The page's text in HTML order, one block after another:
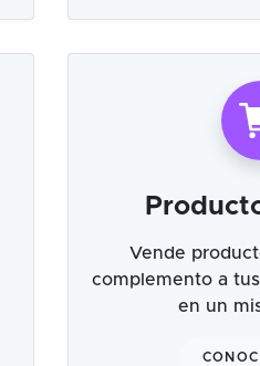
Vende
complemento a
en un